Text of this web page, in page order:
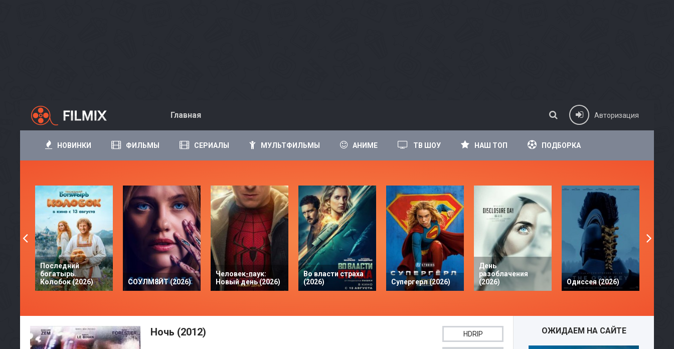
Главная Авторизация
НОВИНКИ ФИЛЬМЫ СЕРИАЛЫ МУЛЬТФИЛЬМЫ АНИМЕ ТВ ШОУ НАШ ТОП ПОДБОРКА
Последний
богатырь.
Колобок (2026)
СОУЛМ8ЙТ (2026)
Человек-паук:
Новый день (2026)
Во власти страха
(2026)
Супергерл (2026)
День
разоблачения
(2026)
Одиссея (2026)
Ночь (2012) HDRIP ОЖИДАЕМ НА САЙТЕ